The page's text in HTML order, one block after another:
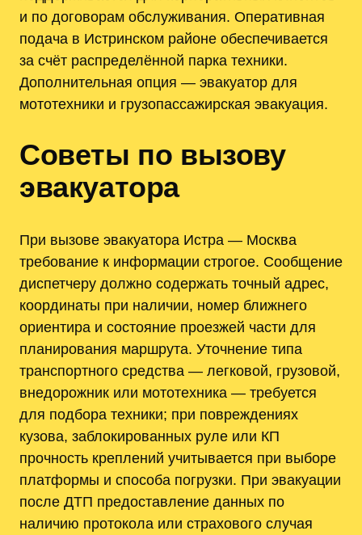
и по договорам обслуживания. Оперативная
подача в Истринском районе обеспечивается
за счёт распределённой парка техники.
Дополнительная опция — эвакуатор для
мототехники и грузопассажирская эвакуация.
Советы по вызову
эвакуатора
При вызове эвакуатора Истра — Москва
требование к информации строгое. Сообщение
диспетчеру должно содержать точный адрес,
координаты при наличии, номер ближнего
ориентира и состояние проезжей части для
планирования маршрута. Уточнение типа
транспортного средства — легковой, грузовой,
внедорожник или мототехника — требуется
для подбора техники; при повреждениях
кузова, заблокированных руле или КП
прочность креплений учитывается при выборе
платформы и способа погрузки. При эвакуации
после ДТП предоставление данных по
наличию протокола или страхового случая